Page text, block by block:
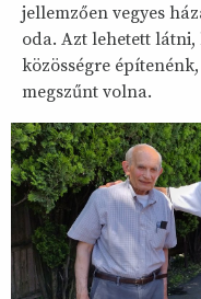
jellemzően vegyes
oda. Azt lehetett
közösségre
megszűnt volna.